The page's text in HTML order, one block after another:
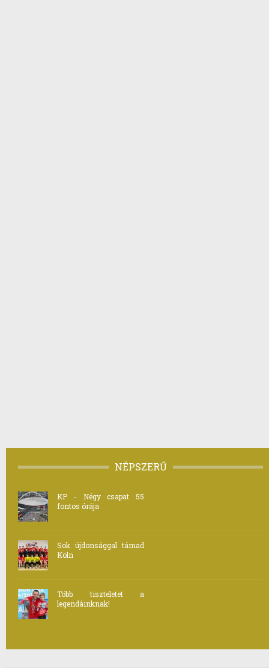
NÉPSZERŰ
KP - Négy csapat 55
fontos órája
Sok újdonsággal támad
Köln
Több tiszteletet a
legendáinknak!